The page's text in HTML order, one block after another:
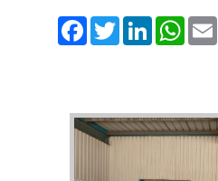
FacebookTwitterLinkedIn
WhatsAppEmail